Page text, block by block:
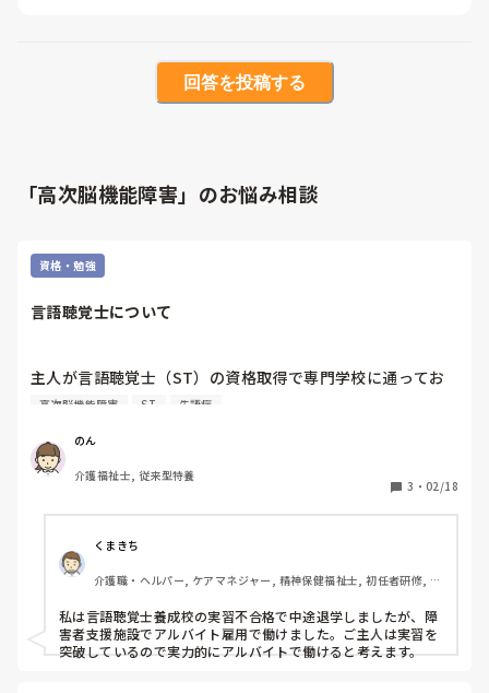
回答を投稿する
「高次脳機能障害」のお悩み相談
資格・勉強
言語聴覚士について
主人が言語聴覚士（ST）の資格取得で専門学校に通ってお
り、今年卒業します。
このような場合、言語聴覚士は資格が無ければ
取得見込みでの就職はやはり厳しいでしょうか？
厳しければ来年まで失語症や高次脳機能障害等に
触れる事が出来る所でパートで働けたらと考えています。
有識者の方解答いただけると大変嬉しいです。
高次脳機能障害 ST 失語症
のん
介護福祉士, 従来型特養
3 ・ 02/18
くまきち
介護職・ヘルパー, ケアマネジャー, 精神保健福祉士, 初任者研修, 実
私は言語聴覚士養成校の実習不合格で中途退学しましたが、障
害者支援施設でアルバイト雇用で働けました。ご主人は実習を
突破しているので実力的にアルバイトで働けると考えます。